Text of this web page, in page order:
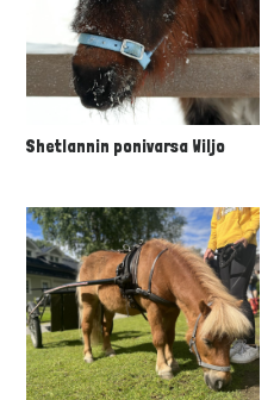
Shetlannin ponivarsa Wiljo